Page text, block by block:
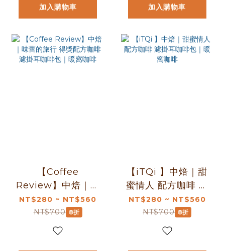
加入購物車 加入購物車
【Coffee
Review】中焙｜味
蕾的旅行 得獎配方
咖啡 濾掛耳咖啡包
｜暖窩咖啡
NT$280 ~ NT$560
NT$700 8折
【iTQi 】中焙｜甜
蜜情人 配方咖啡 濾
掛耳咖啡包｜暖窩
咖啡
NT$280 ~ NT$560
NT$700 8折